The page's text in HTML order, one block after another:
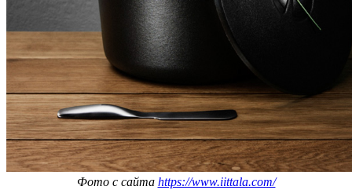
Фото с сайта https://www.iittala.com/